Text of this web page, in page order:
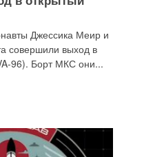
Джессика Меир и
совершили выход в
96). Борт МКС они...